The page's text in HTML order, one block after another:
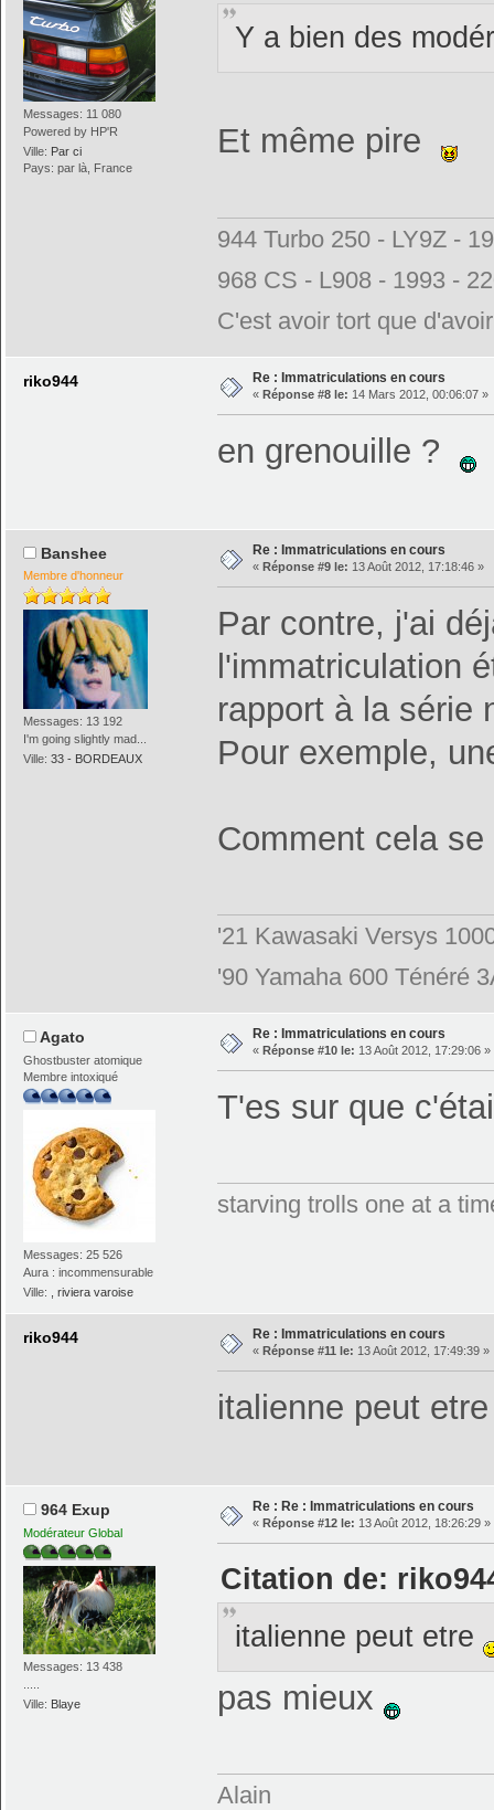
Messages: 11 080
Powered by HP'R
Ville: Par ci
Pays: par là, France
Y a bien des
Et même pire
944 Turbo 250 - LY9Z -
968 CS - L908 - 1993 -
C'est avoir tort que
riko944 Re : Immatriculations en cours
« Réponse #8 le: 14 Mars 2012, 00:06:07 »
en grenouille ?
Banshee
Membre d'honneur
Messages: 13 192
I'm going slightly mad...
Ville:33 - BORDEAUX
Re : Immatriculations en cours
« Réponse #9 le: 13 Août 2012, 17:18:46 »
Par contre, j'ai
l'immatriculation
rapport à la série
Pour exemple,
Comment cela
'21 Kawasaki Versys
'90 Yamaha 600 Ténéré
Agato
Ghostbuster atomique
Membre intoxiqué
Messages: 25 526
Aura : incommensurable
Ville:
, riviera varoise
Re : Immatriculations en cours
« Réponse #10 le: 13 Août 2012, 17:29:06 »
T'es sur que
starving trolls one at a
riko944 Re : Immatriculations en cours
« Réponse #11 le: 13 Août 2012, 17:49:39 »
italienne peut
964 Exup
Modérateur Global
Messages: 13 438
Ville: Blaye
Re : Re : Immatriculations en cours
« Réponse #12 le: 13 Août 2012, 18:26:29 »
Citation de:
italienne peut etre
pas mieux
Alain